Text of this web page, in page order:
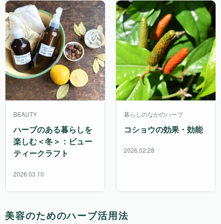
BEAUTY
ハーブのある暮らしを
楽しむ＜冬＞：ビュー
ティークラフト
2026.03.10
暮らしのなかのハーブ
コショウの効果・効能
2026.02.28
美容のためのハーブ活用法